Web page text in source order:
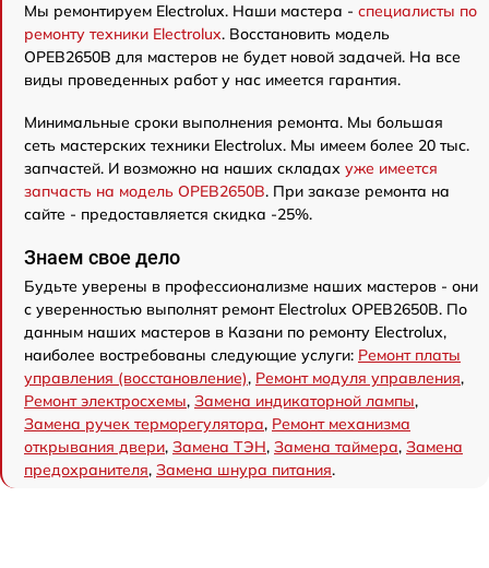
Мы ремонтируем Electrolux. Наши мастера - специалисты по
ремонту техники Electrolux. Восстановить модель
OPEB2650B для мастеров не будет новой задачей. На все
виды проведенных работ у нас имеется гарантия.
Минимальные сроки выполнения ремонта. Мы большая
сеть мастерских техники Electrolux. Мы имеем более 20 тыс.
запчастей. И возможно на наших складах уже имеется
запчасть на модель OPEB2650B. При заказе ремонта на
сайте - предоставляется скидка -25%.
Знаем свое дело
Будьте уверены в профессионализме наших мастеров - они
с уверенностью выполнят ремонт Electrolux OPEB2650B. По
данным наших мастеров в Казани по ремонту Electrolux,
наиболее востребованы следующие услуги: Ремонт платы
управления (восстановление), Ремонт модуля управления,
Ремонт электросхемы, Замена индикаторной лампы,
Замена ручек терморегулятора, Ремонт механизма
открывания двери, Замена ТЭН, Замена таймера, Замена
предохранителя, Замена шнура питания.